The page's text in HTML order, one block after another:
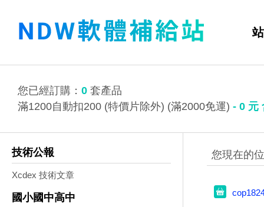
您已經訂購： 0 套產品
滿1200自動扣200 (特價片除外) (滿2000免運) - 0 元
技術公報
Xcdex 技術文章
國小國中高中